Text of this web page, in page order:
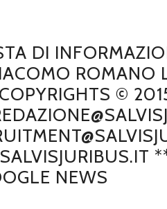
DI
ROMANO
©
NEWS